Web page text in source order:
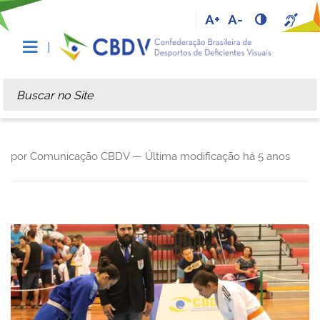
A+ A-
Busca
Busca Avançada…
por Comunicação CBDV — Última modificação há 5 anos